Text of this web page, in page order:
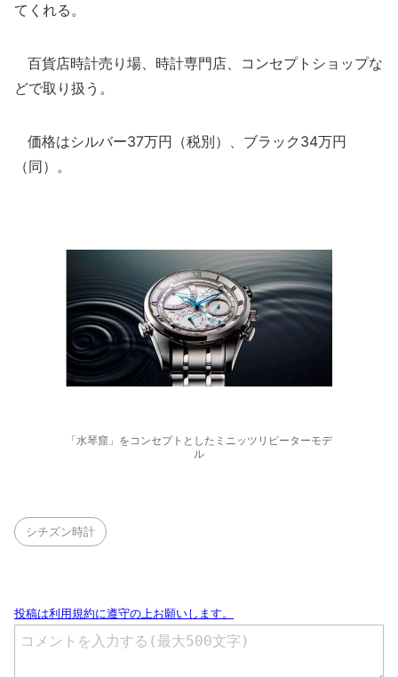
てくれる。
百貨店時計売り場、時計専門店、コンセプトショップな
どで取り扱う。
価格はシルバー37万円（税別）、ブラック34万円
（同）。
「水琴窟」をコンセプトとしたミニッツリピーターモデ
ル
シチズン時計